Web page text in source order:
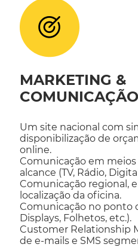
MARKETING &
COMUNICAÇÃO
Um site nacional com
disponibilização de
online.
Comunicação em
alcance (TV, Rádio,
Comunicação regional,
localização da oficina.
Comunicação no ponto
Displays, Folhetos, etc.).
Customer Relationship
de e-mails e SMS